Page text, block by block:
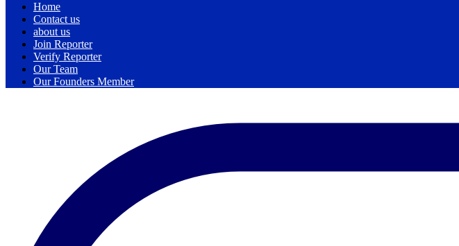
Home
Contact us
about us
Join Reporter
Verify Reporter
Our Team
Our Founders Member